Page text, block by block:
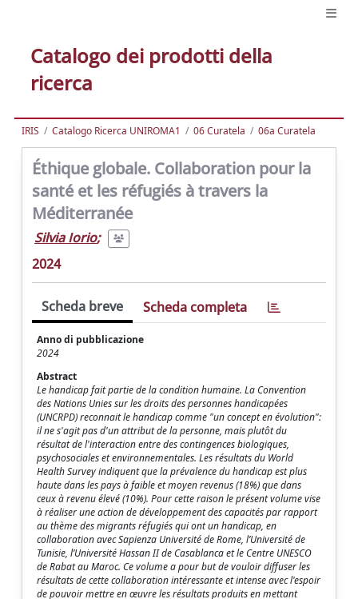
Catalogo dei prodotti della
ricerca
IRIS Catalogo Ricerca UNIROMA1 06 Curatela 06a Curatela
Éthique globale. Collaboration pour la
santé et les réfugiés à travers la
Méditerranée
Silvia Iorio;
2024
Scheda breve Scheda completa
Anno di pubblicazione
2024
Abstract
Le handicap fait partie de la condition humaine. La Convention
des Nations Unies sur les droits des personnes handicapées
(UNCRPD) reconnait le handicap comme "un concept en évolution":
il ne s'agit pas d'un attribut de la personne, mais plutôt du
résultat de l'interaction entre des contingences biologiques,
psychosociales et environnementales. Les résultats du World
Health Survey indiquent que la prévalence du handicap est plus
haute dans les pays à faible et moyen revenus (18%) que dans
ceux à revenu élevé (10%). Pour cette raison le présent volume vise
à réaliser une action de développement des capacités par rapport
au thème des migrants réfugiés qui ont un handicap, en
collaboration avec Sapienza Université de Rome, l’Université de
Tunisie, l’Université Hassan II de Casablanca et le Centre UNESCO
de Rabat au Maroc. Ce volume a pour but de vouloir diffuser les
résultats de cette collaboration intéressante et intense avec l'espoir
de pouvoir mettre en œuvre les résultats produits en mettant